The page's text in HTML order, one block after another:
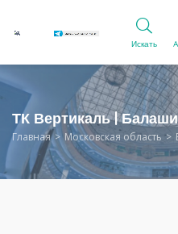
Искать
ТК Вертикаль |
Главная Московская область